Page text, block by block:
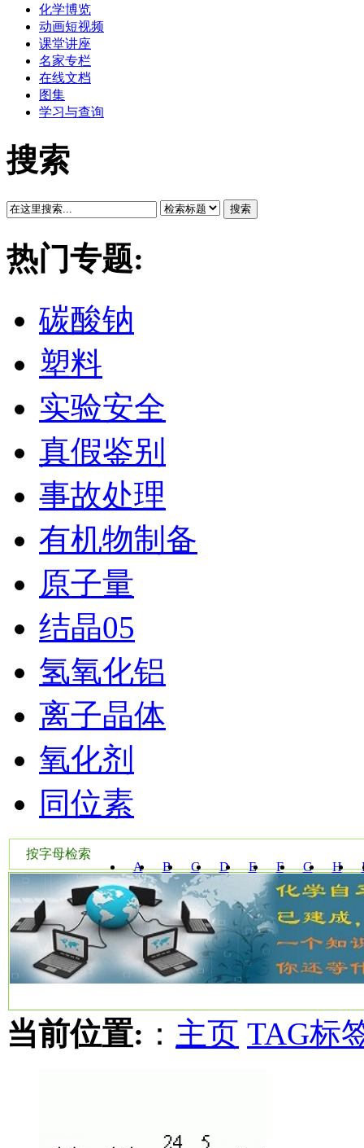
化学博览
动画短视频
课堂讲座
名家专栏
在线文档
图集
学习与查询
搜索
搜索
热门专题:
碳酸钠
塑料
实验安全
真假鉴别
事故处理
有机物制备
原子量
结晶05
氢氧化铝
离子晶体
氧化剂
同位素
按字母检索
A
B C D E F G H
W Y
当前位置: ： 主页 TAG标